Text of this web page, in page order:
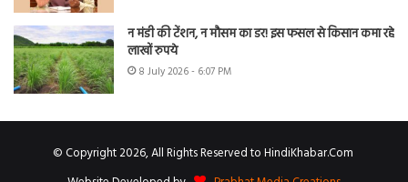
न मंडी की टेंशन, न मौसम का डर! इस फसल से किसान कमा रहे
लाखों रुपये
8 July 2026 - 6:07 PM
© Copyright 2026, All Rights Reserved to HindiKhabar.Com